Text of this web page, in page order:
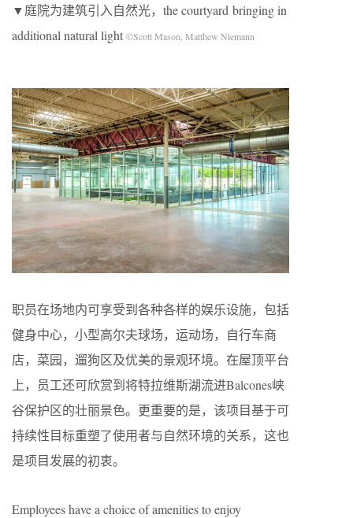
▼庭院为建筑引入自然光，the courtyard bringing in
additional natural light ©Scott Mason, Matthew Niemann
职员在场地内可享受到各种各样的娱乐设施，包括
健身中心，小型高尔夫球场，运动场，自行车商
店，菜园，遛狗区及优美的景观环境。在屋顶平台
上，员工还可欣赏到将特拉维斯湖流进Balcones峡
谷保护区的壮丽景色。更重要的是，该项目基于可
持续性目标重塑了使用者与自然环境的关系，这也
是项目发展的初衷。
Employees have a choice of amenities to enjoy